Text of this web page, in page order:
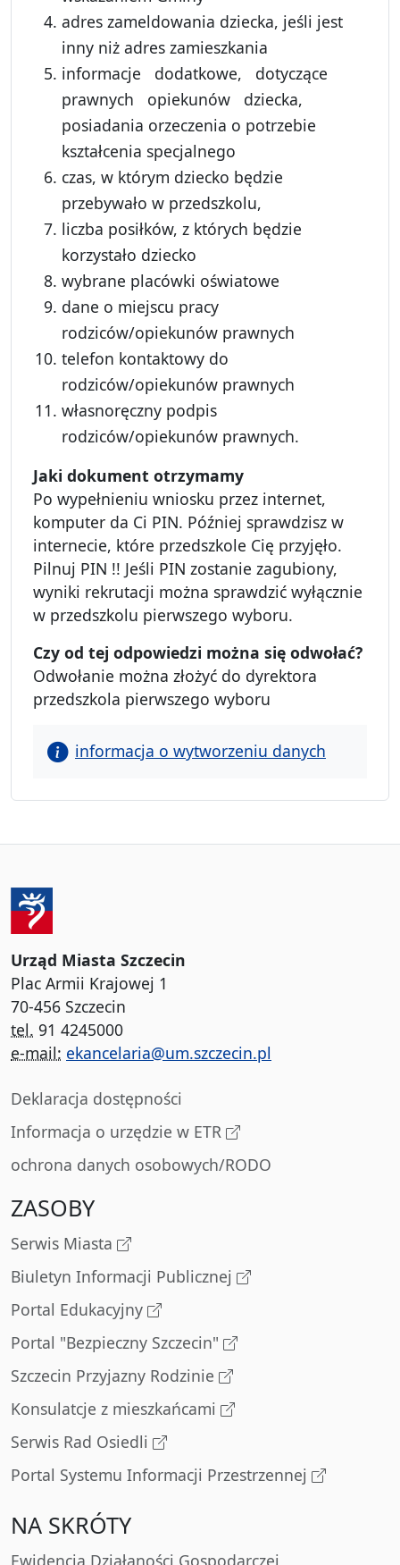
adres zameldowania dziecka, jeśli jest
inny niż adres zamieszkania
informacje dodatkowe, dotyczące
prawnych opiekunów dziecka,
posiadania orzeczenia o potrzebie
kształcenia specjalnego
czas, w którym dziecko będzie
przebywało w przedszkolu,
liczba posiłków, z których będzie
korzystało dziecko
wybrane placówki oświatowe
dane o miejscu pracy
rodziców/opiekunów prawnych
telefon kontaktowy do
rodziców/opiekunów prawnych
własnoręczny podpis
rodziców/opiekunów prawnych.
Jaki dokument otrzymamy
Po wypełnieniu wniosku przez internet,
komputer da Ci PIN. Później sprawdzisz w
in­ternecie, które przedszkole Cię przyjęło.
Pilnuj PIN !! Jeśli PIN zostanie zagubiony,
wy­niki rekrutacji można sprawdzić wyłącznie
w przedszkolu pierwszego wyboru.
Czy od tej odpowiedzi można się odwołać?
Odwołanie można złożyć do dyrektora
przedszkola pierwszego wyboru
informacja o wytworzeniu danych
Urząd Miasta Szczecin
Plac Armii Krajowej 1
70-456 Szczecin
tel. 91 4245000
e-mail: ekancelaria@um.szczecin.pl
Deklaracja dostępności
Informacja o urzędzie w ETR
ochrona danych osobowych/RODO
ZASOBY
Serwis Miasta
Biuletyn Informacji Publicznej
Portal Edukacyjny
Portal "Bezpieczny Szczecin"
Szczecin Przyjazny Rodzinie
Konsulatcje z mieszkańcami
Serwis Rad Osiedli
Portal Systemu Informacji Przestrzennej
NA SKRÓTY